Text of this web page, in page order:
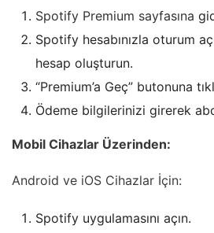
Spotify Premium sayfasına
Spotify hesabınızla oturum
hesap oluşturun.
“Premium’a Geç” butonuna
Ödeme bilgilerinizi girerek
Mobil Cihazlar Üzerinden:
Android ve iOS Cihazlar İçin:
Spotify uygulamasını açın.